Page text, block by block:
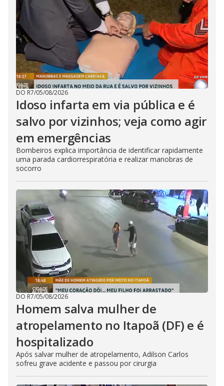
DO R7/05/08/2026
Idoso infarta em via pública e é
salvo por vizinhos; veja como agir
em emergências
Bombeiros explica importância de identificar rapidamente
uma parada cardiorrespiratória e realizar manobras de
socorro
DO R7/05/08/2026
Homem salva mulher de
atropelamento no Itapoã (DF) e é
hospitalizado
Após salvar mulher de atropelamento, Adilson Carlos
sofreu grave acidente e passou por cirurgia